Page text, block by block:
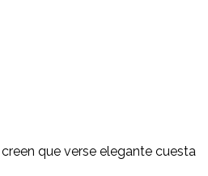
que verse elegante cuesta